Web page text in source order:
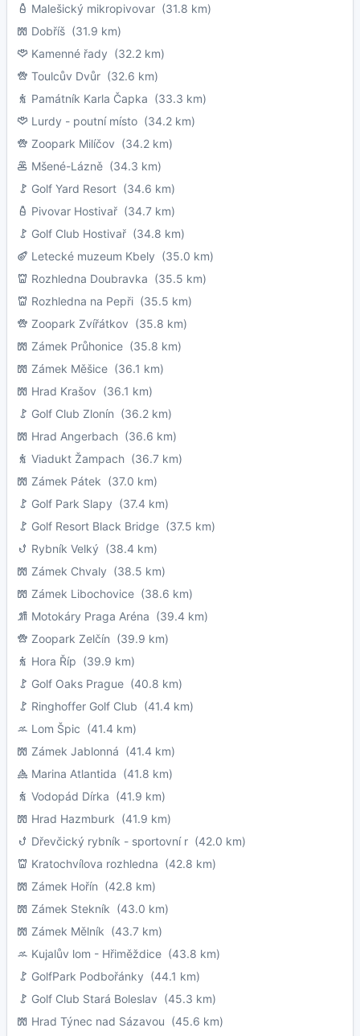
Malešický mikropivovar (31.8 km)
Dobříš (31.9 km)
Kamenné řady (32.2 km)
Toulcův Dvůr (32.6 km)
Památník Karla Čapka (33.3 km)
Lurdy - poutní místo (34.2 km)
Zoopark Milíčov (34.2 km)
Mšené-Lázně (34.3 km)
Golf Yard Resort (34.6 km)
Pivovar Hostivař (34.7 km)
Golf Club Hostivař (34.8 km)
Letecké muzeum Kbely (35.0 km)
Rozhledna Doubravka (35.5 km)
Rozhledna na Pepři (35.5 km)
Zoopark Zvířátkov (35.8 km)
Zámek Průhonice (35.8 km)
Zámek Měšice (36.1 km)
Hrad Krašov (36.1 km)
Golf Club Zlonín (36.2 km)
Hrad Angerbach (36.6 km)
Viadukt Žampach (36.7 km)
Zámek Pátek (37.0 km)
Golf Park Slapy (37.4 km)
Golf Resort Black Bridge (37.5 km)
Rybník Velký (38.4 km)
Zámek Chvaly (38.5 km)
Zámek Libochovice (38.6 km)
Motokáry Praga Aréna (39.4 km)
Zoopark Zelčín (39.9 km)
Hora Říp (39.9 km)
Golf Oaks Prague (40.8 km)
Ringhoffer Golf Club (41.4 km)
Lom Špic (41.4 km)
Zámek Jablonná (41.4 km)
Marina Atlantida (41.8 km)
Vodopád Dírka (41.9 km)
Hrad Hazmburk (41.9 km)
Dřevčický rybník - sportovní r (42.0 km)
Kratochvílova rozhledna (42.8 km)
Zámek Hořín (42.8 km)
Zámek Stekník (43.0 km)
Zámek Mělník (43.7 km)
Kujalův lom - Hřiměždice (43.8 km)
GolfPark Podbořánky (44.1 km)
Golf Club Stará Boleslav (45.3 km)
Hrad Týnec nad Sázavou (45.6 km)